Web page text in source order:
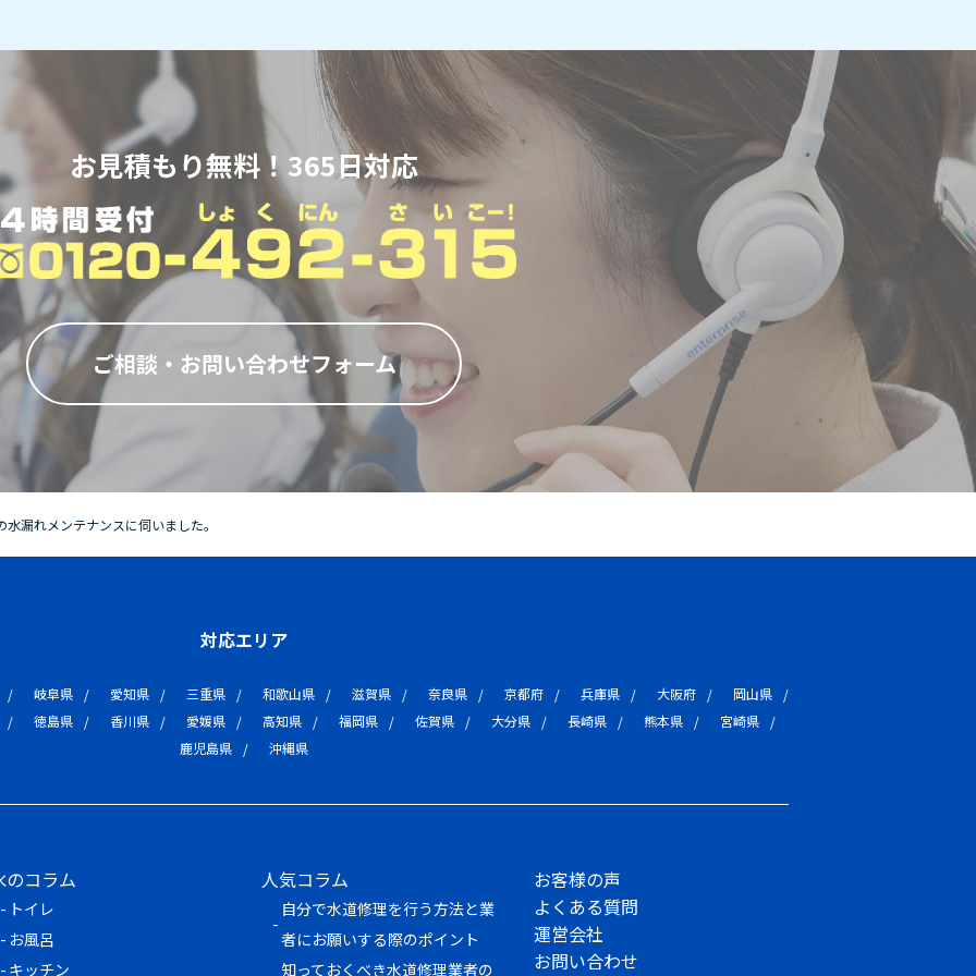
お見積もり無料！365日対応
ご相談・お問い合わせフォーム
漏れメンテナンスに伺いました。
対応エリア
岐阜県 愛知県 三重県 和歌山県 滋賀県 奈良県 京都府 兵庫県 大阪府
岡山県
徳島県
香川県 愛媛県 高知県 福岡県 佐賀県 大分県 長崎県 熊本県
宮崎県
鹿児島県
沖縄県
のコラム
トイレ
お風呂
キッチン
人気コラム
自分で水道修理を行う方法と業
者にお願いする際のポイント
知っておくべき水道修理業者の
お客様の声
よくある質問
運営会社
お問い合わせ